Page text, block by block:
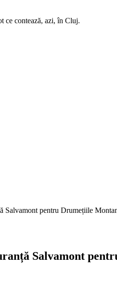
ce contează, azi, în Cluj.
Salvamont pentru Drumețiile
Salvamont